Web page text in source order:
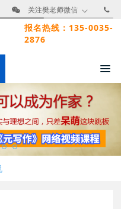
关注樊老师微信
报名热线：135-0035-
2876